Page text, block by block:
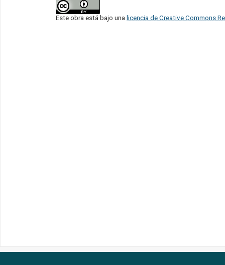
Este obra está bajo una licencia de Creative Commons